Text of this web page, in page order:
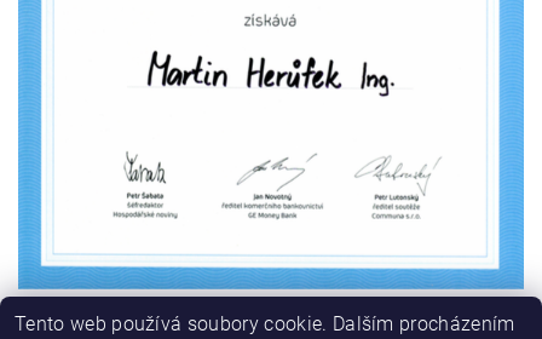
Tento web používá soubory cookie. Dalším procházením